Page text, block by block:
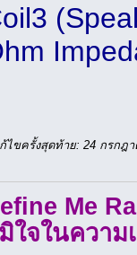
ไขครั้งสุดท้าย: 24 กรกฎา
Me
ใจในความ